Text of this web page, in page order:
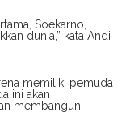
Soekarno,
dunia,” kata Andi
memiliki pemuda
ini akan
membangun